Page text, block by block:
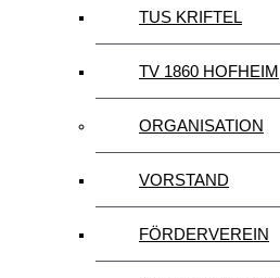
TUS KRIFTEL
TV 1860 HOFHEIM
ORGANISATION
VORSTAND
FÖRDERVEREIN